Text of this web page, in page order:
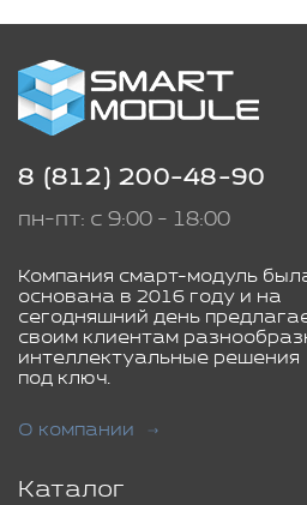
8 (812) 200-48-90
пн-пт: с 9:00 - 18:00
Компания смарт-модуль
основана в 2016 году и на
сегодняшний день
своим клиентам
интеллектуальные решения
под ключ.
О компании
Каталог